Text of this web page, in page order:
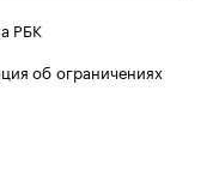
РБК
об ограничениях